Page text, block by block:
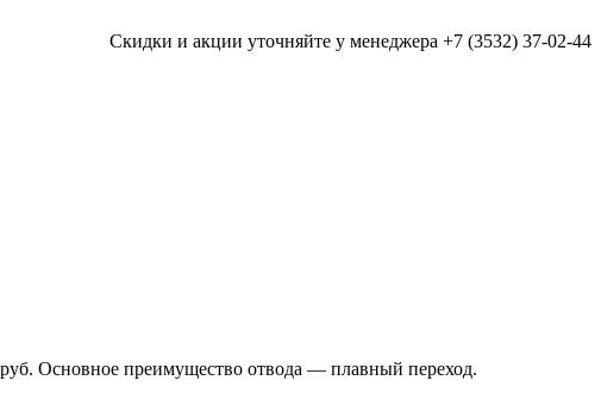
Скидки и акции уточняйте у менеджера +7 (3532) 37-02-44
Основное преимущество отвода — плавный переход.